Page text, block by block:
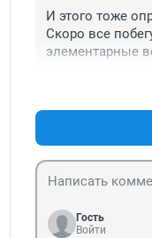
И этого тоже
Скоро все
элементарные
будут вас
тюрьма, убежал-
сопли и
Гость
Войти